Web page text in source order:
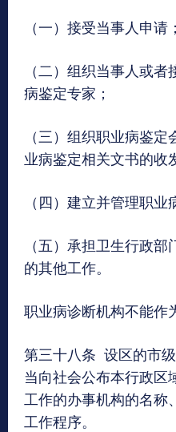
（一）接受当事人申请；
（二）组织当事人或
病鉴定专家；
（三）组织职业病鉴
业病鉴定相关文书的收
（四）建立并管理职业
（五）承担卫生行政
的其他工作。
职业病诊断机构不能作
第三十八条 设区的市
当向社会公布本行政区
工作的办事机构的名称
工作程序。